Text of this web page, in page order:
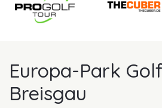
Europa-Park
Breisgau